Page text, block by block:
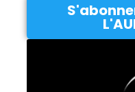
S'abonner